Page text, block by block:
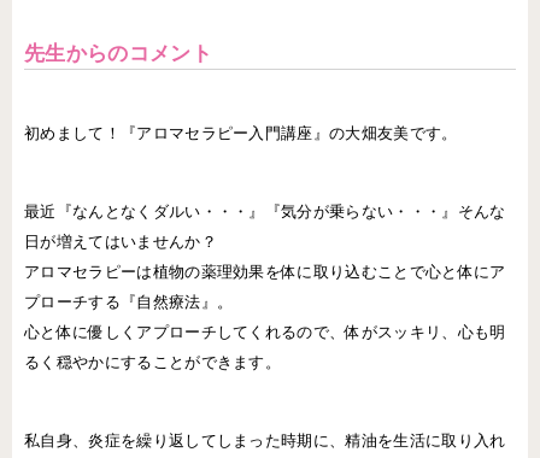
先生からのコメント
初めまして！『アロマセラピー入門講座』の大畑友美です。
最近『なんとなくダルい・・・』『気分が乗らない・・・』そんな
日が増えてはいませんか？
アロマセラピーは植物の薬理効果を体に取り込むことで心と体にア
プローチする『自然療法』。
心と体に優しくアプローチしてくれるので、体がスッキリ、心も明
るく穏やかにすることができます。
私自身、炎症を繰り返してしまった時期に、精油を生活に取り入れ